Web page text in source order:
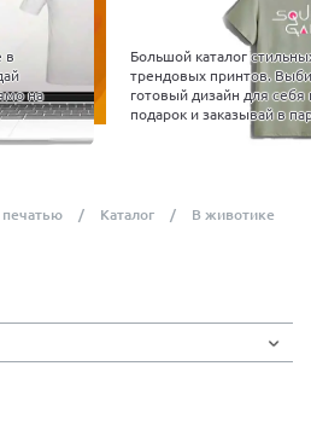
в
на
Большой каталог
трендовых принтов.
готовый дизайн для себя
подарок и заказывай в
печатью Каталог
В животике